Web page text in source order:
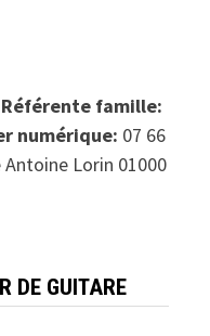
Référente famille:
numérique: 07 66
Antoine Lorin 01000
DE GUITARE